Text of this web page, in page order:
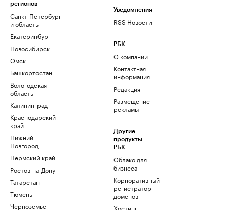
регионов
Санкт-Петербург
и область
Екатеринбург
Новосибирск
Омск
Башкортостан
Вологодская
область
Калининград
Краснодарский
край
Нижний
Новгород
Пермский край
Ростов-на-Дону
Татарстан
Тюмень
Черноземье
Уведомления
RSS Новости
РБК
О компании
Контактная
информация
Редакция
Размещение
рекламы
Другие
продукты
РБК
Облако для
бизнеса
Корпоративный
регистратор
доменов
Хостинг